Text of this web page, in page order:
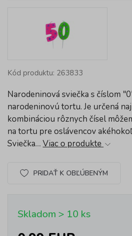
Kód produktu: 263833
Narodeninová sviečka s číslom
narodeninovú tortu. Je určená
kombináciou rôznych čísel
na tortu pre oslávencov
Sviečka… Viac o produkte
PRIDAŤ K OBĽÚBENÝM
Skladom > 10 ks